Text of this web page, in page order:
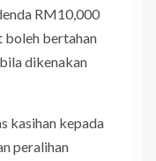
RM10,000
boleh bertahan
dikenakan
kasihan kepada
peralihan